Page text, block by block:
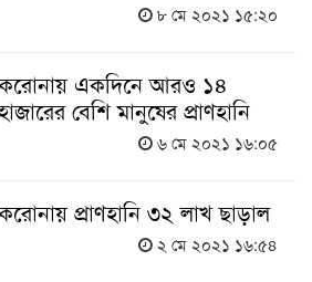
৮ মে ২০২১ ১৫:২০
একদিনে আরও ১৪
বেশি মানুষের প্রাণহানি
৬ মে ২০২১ ১৬:০৫
প্রাণহানি ৩২ লাখ ছাড়াল
২ মে ২০২১ ১৬:৫৪